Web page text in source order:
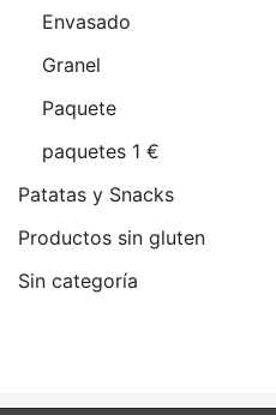
Envasado
Granel
Paquete
paquetes 1 €
Patatas y Snacks
Productos sin gluten
Sin categoría